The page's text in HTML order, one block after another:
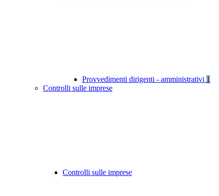
Provvedimenti dirigenti - amministrativi 1
Controlli sulle imprese
Controlli sulle imprese